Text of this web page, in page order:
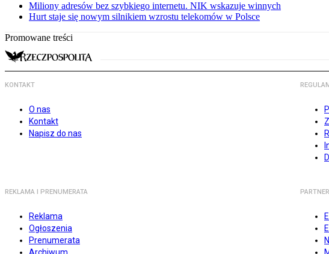
Miliony adresów bez szybkiego internetu. NIK wskazuje winnych
Hurt staje się nowym silnikiem wzrostu telekomów w Polsce
Promowane treści
KONTAKT
O nas
Kontakt
Napisz do nas
REKLAMA I PRENUMERATA
Reklama
Ogłoszenia
Prenumerata